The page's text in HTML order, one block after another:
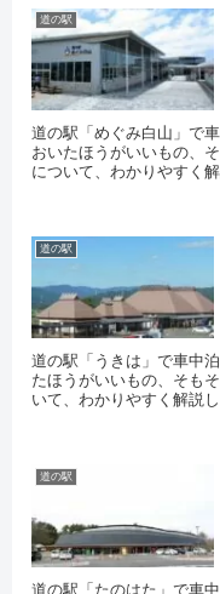
道の駅
道の駅「めぐみ白山」で
おいたほうがいいもの、
について、わかりやすく解
道の駅
道の駅「うきは」で車中
たほうがいいもの、そも
いて、わかりやすく解説し
道の駅
道の駅「たのはた」で車